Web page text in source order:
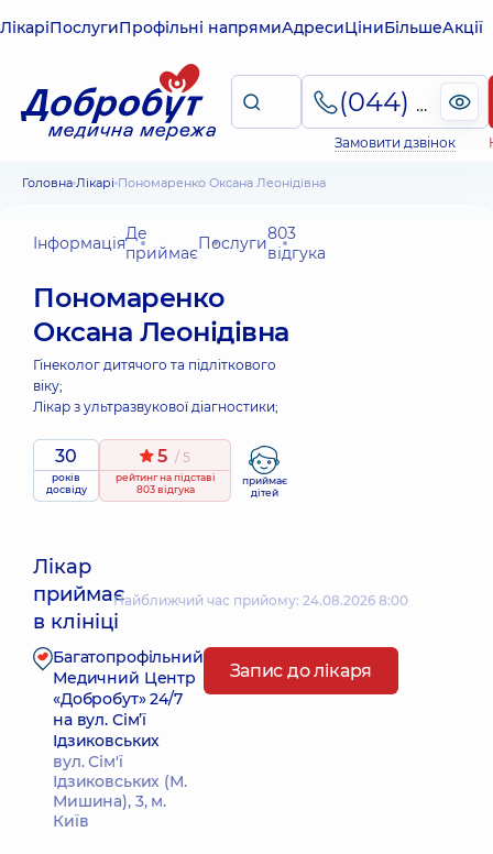
ЛікаріПослугиПрофільні напрямиАдресиЦіниБільшеАкції
(044) 495-2-888
Замовити дзвінок
Головна Лікарі Пономаренко Оксана Леонідівна
ІнформаціяДе
приймаєПослуги803
відгука
Пономаренко
Оксана Леонідівна
Гінеколог дитячого та підліткового
віку;
Лікар з ультразвукової діагностики;
30
років
досвіду
5 / 5
рейтингна підставі
803 відгука
приймає
дітей
Лікар
приймає
в клініці
Найближчий час прийому: 24.08.2026 8:00
Багатопрофільний
Медичний Центр
«Добробут» 24/7
на вул. Сім’ї
Ідзиковських
вул. Сім'ї
Ідзиковських (М.
Мишина), 3, м.
Київ
Запис до лікаря